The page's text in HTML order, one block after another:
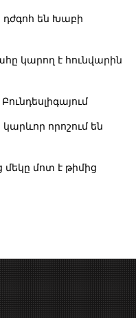
են Խաբի
կարող է հունվարին
որոշում են
մոտ է թիմից